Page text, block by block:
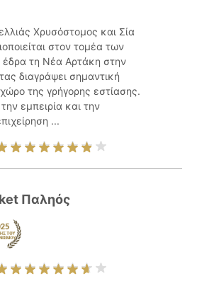
Χρυσόστομος και Σία
στον τομέα των
έδρα τη Νέα Αρτάκη στην
διαγράψει σημαντική
της γρήγορης εστίασης.
εμπειρία και την
...
Παληός